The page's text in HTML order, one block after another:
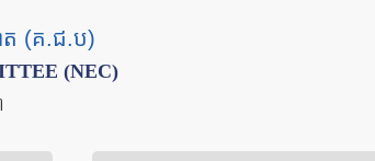
ោត (គ.ជ.ប)
(NEC)